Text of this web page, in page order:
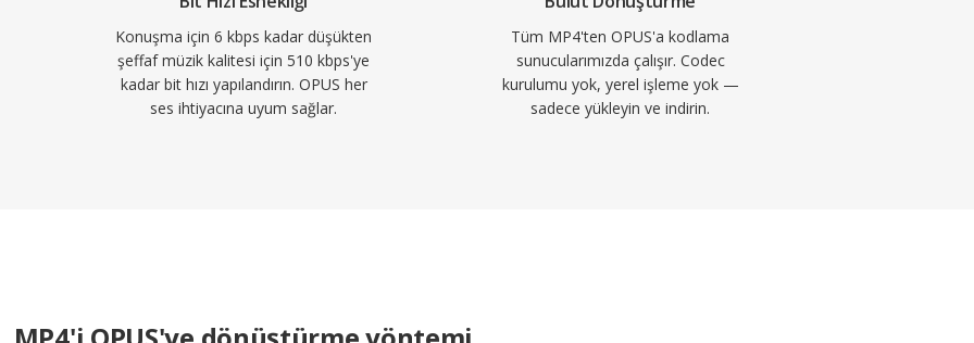
Konuşma için 6 kbps kadar düşükten
şeffaf müzik kalitesi için 510 kbps'ye
kadar bit hızı yapılandırın. OPUS her
ses ihtiyacına uyum sağlar.
Tüm MP4'ten OPUS'a kodlama
sunucularımızda çalışır. Codec
kurulumu yok, yerel işleme yok —
sadece yükleyin ve indirin.